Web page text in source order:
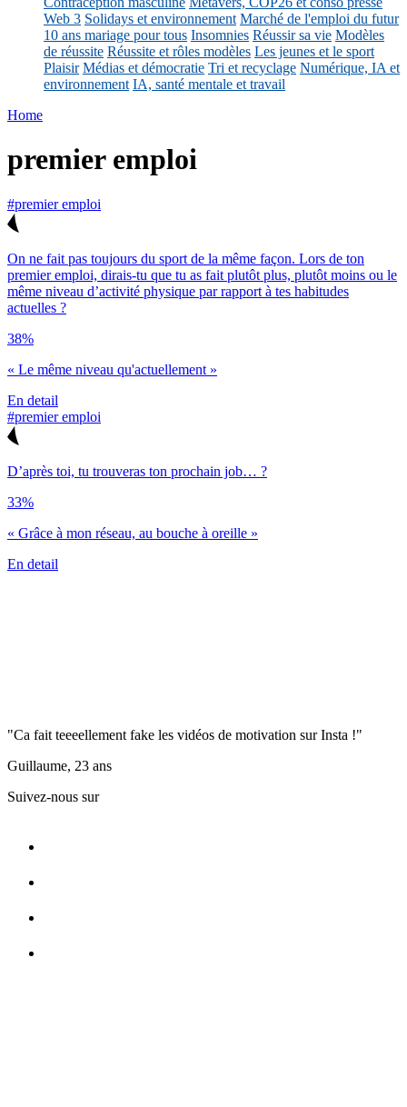
Web 3 Solidays et environnement Marché de l'emploi du futur
10 ans mariage pour tous Insomnies Réussir sa vie Modèles
de réussite Réussite et rôles modèles Les jeunes et le sport
Plaisir Médias et démocratie Tri et recyclage Numérique, IA et
environnement IA, santé mentale et travail
Home
premier emploi
#premier emploi
On ne fait pas toujours du sport de la même façon. Lors de ton
premier emploi, dirais-tu que tu as fait plutôt plus, plutôt moins ou le
même niveau d’activité physique par rapport à tes habitudes
actuelles ?
38%
« Le même niveau qu'actuellement »
En detail
#premier emploi
D’après toi, tu trouveras ton prochain job… ?
33%
« Grâce à mon réseau, au bouche à oreille »
En detail
"Ca fait teeeellement fake les vidéos de motivation sur Insta !"
Guillaume, 23 ans
Suivez-nous sur